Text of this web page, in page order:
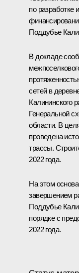
по разработке
Поддубье
В докладе
сетей в
Калининского
Генеральной
области. В
проведена
трассы.
2022 года.
На этом
завершением
Поддубье
порядке с
2022 года.